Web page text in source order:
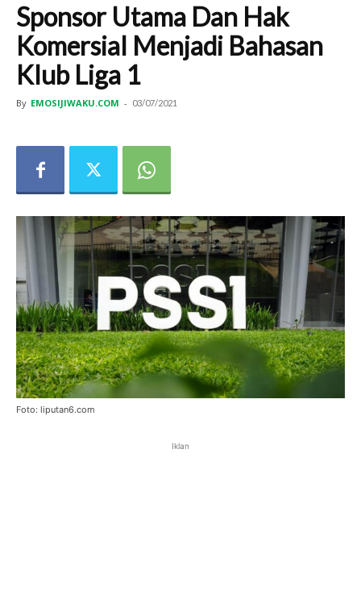
Sponsor Utama Dan Hak
Komersial Menjadi Bahasan
Klub Liga 1
By EMOSIJIWAKU.COM - 03/07/2021
Foto: liputan6.com
Iklan